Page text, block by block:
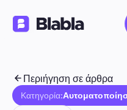
Περιήγηση σε άρθρα
Κατηγορία: